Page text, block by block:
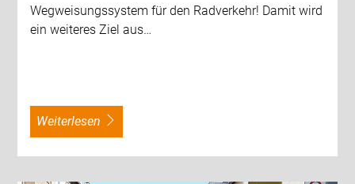
Wegweisungssystem für den Radverkehr! Damit wird
ein weiteres Ziel aus…
weiterlesen